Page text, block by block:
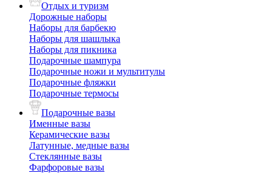
Отдых и туризм
Дорожные наборы
Наборы для барбекю
Наборы для шашлыка
Наборы для пикника
Подарочные шампура
Подарочные ножи и мультитулы
Подарочные фляжки
Подарочные термосы
Подарочные вазы
Именные вазы
Керамические вазы
Латунные, медные вазы
Стеклянные вазы
Фарфоровые вазы